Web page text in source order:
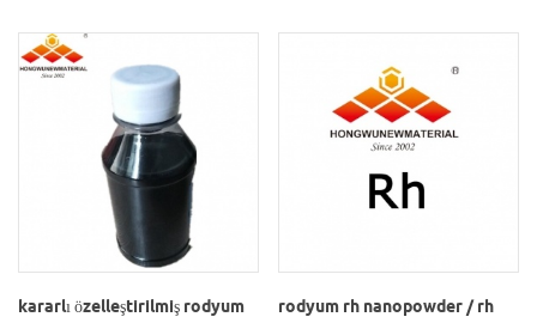
kararlı özelleştirilmiş rodyum
rodyum rh nanopowder / rh